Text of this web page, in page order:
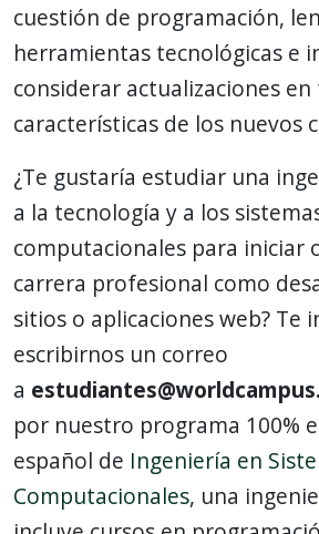
cuestión de programación,
herramientas tecnológicas e
considerar actualizaciones en
características de los nuevos
¿Te gustaría estudiar una
a la tecnología y a los
computacionales para iniciar
carrera profesional como
sitios o aplicaciones web? Te
escribirnos un correo
a
por nuestro programa 100%
español de Ingeniería en
Computacionales, una